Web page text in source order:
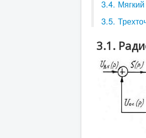
3.4.
3.5.
3.1.